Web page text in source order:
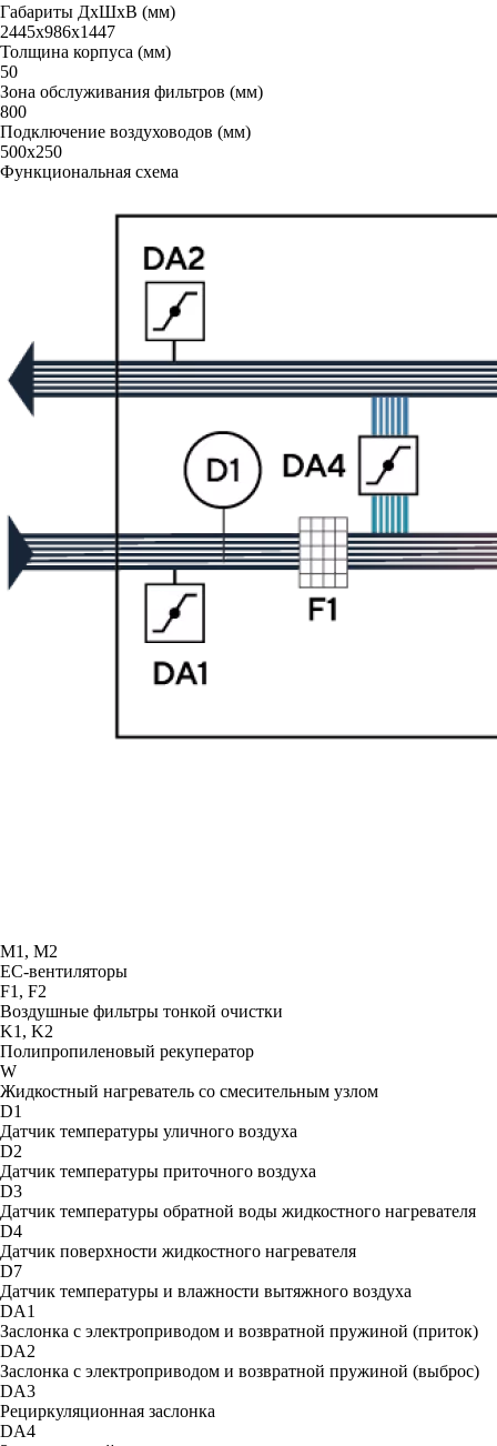
Габариты ДxШxВ (мм)
2445х986х1447
Толщина корпуса (мм)
50
Зона обслуживания фильтров (мм)
800
Подключение воздуховодов (мм)
500х250
Функциональная схема
М1, М2
ЕС-вентиляторы
F1, F2
Воздушные фильтры тонкой очистки
K1, K2
Полипропиленовый рекуператор
W
Жидкостный нагреватель со смесительным узлом
D1
Датчик температуры уличного воздуха
D2
Датчик температуры приточного воздуха
D3
Датчик температуры обратной воды жидкостного нагревателя
D4
Датчик поверхности жидкостного нагревателя
D7
Датчик температуры и влажности вытяжного воздуха
DA1
Заслонка с электроприводом и возвратной пружиной (приток)
DA2
Заслонка с электроприводом и возвратной пружиной (выброс)
DA3
Рециркуляционная заслонка
DА4